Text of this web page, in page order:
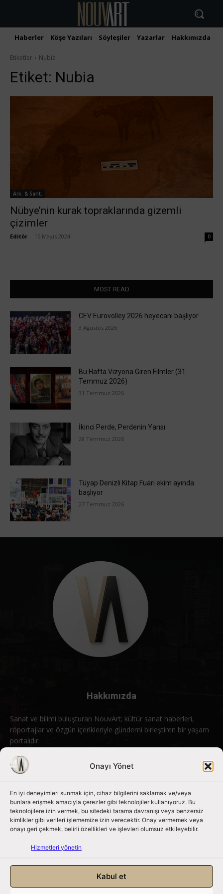
Onayı Yönet
En iyi deneyimleri sunmak için, cihaz bilgilerini saklamak ve/veya
bunlara erişmek amacıyla çerezler gibi teknolojiler kullanıyoruz. Bu
teknolojilere izin vermek, bu sitedeki tarama davranışı veya benzersiz
kimlikler gibi verileri işlememize izin verecektir. Onay vermemek veya
onayı geri çekmek, belirli özellikleri ve işlevleri olumsuz etkileyebilir.
Hizmetleri yönetin
Kabul et
Haberler Köşe Yazıları Söyleşiler Yazarlar Hakkımızda
Etiketler Nubia
Etiket: Nubia
Ark. & Sant.
Nübye’nin kurak topraklarında gizemli
çizimler
Editör 15 Mayıs 2024 0
MOST READ
CEV Eurovolley 2026 heyecanı başlıyor
3 Ağustos 2026
Bu Hafta Vizyona Giren Filmler (31
Temmuz 2026)
31 Temmuz 2026
İkinci Perde, Perdenin Yarısı
28 Temmuz 2026
Tüyap Denizli Kitap Fuarı ekim ayında
başlıyor
27 Temmuz 2026
Hakkımızda
Sanat ve bilimi buluşturan NouvArt; kültür sanat haberleri,
röportajlar ve özgün içerikleriyle gündemi birleştiren bir yaşam
portalıdır.
Bizimle iletişime geçin: info@nouvart.net
Bizi Takip Edin